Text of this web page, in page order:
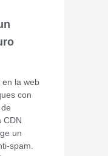
en la web
con
CDN
un
spam.